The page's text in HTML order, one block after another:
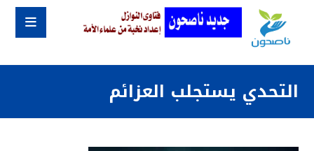
التحدي يستجلب العزائم